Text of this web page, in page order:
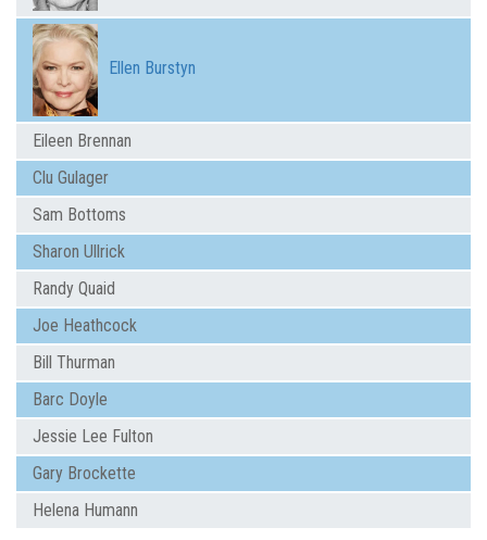
Ellen Burstyn
Eileen Brennan
Clu Gulager
Sam Bottoms
Sharon Ullrick
Randy Quaid
Joe Heathcock
Bill Thurman
Barc Doyle
Jessie Lee Fulton
Gary Brockette
Helena Humann